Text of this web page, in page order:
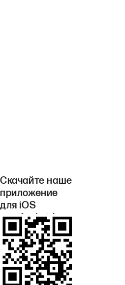
Скачайте наше
приложение
для iOS
или Android.